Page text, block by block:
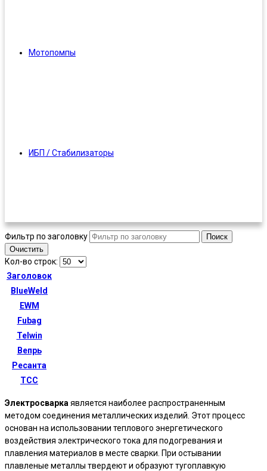
Мотопомпы
ИБП / Стабилизаторы
Фильтр по заголовку
Поиск
Очистить
Кол-во строк:
Заголовок
BlueWeld
EWM
Fubag
Telwin
Вепрь
Ресанта
ТСС
Электросварка является наиболее распространенным
методом соединения металлических изделий. Этот процесс
основан на использовании теплового энергетического
воздействия электрического тока для подогревания и
плавления материалов в месте сварки. При остывании
плавленые металлы твердеют и образуют тугоплавкую